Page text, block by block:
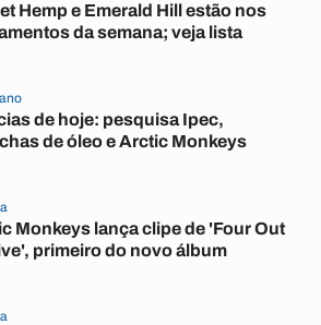
Hemp e Emerald Hill estão nos
da semana; veja lista
de hoje: pesquisa Ipec,
de óleo e Arctic Monkeys
Monkeys lança clipe de 'Four Out
primeiro do novo álbum